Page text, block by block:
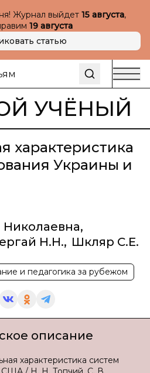
Журнал выйдет 15 августа,
19 августа
статью
УЧЁНЫЙ
характеристика
Украины и
,
Н.Н., Шкляр С.Е.
и педагогика за рубежом
описание
характеристика систем